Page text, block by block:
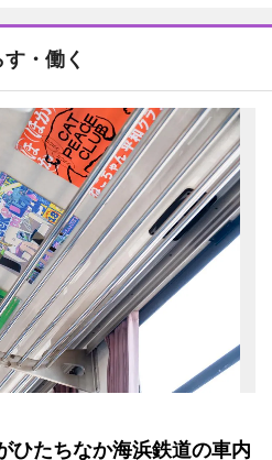
・働く
ひたちなか海浜鉄道の車内